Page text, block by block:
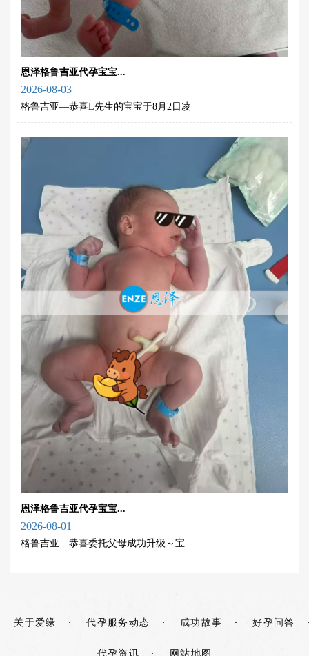
恩泽格鲁吉亚代孕宝宝...
2026-08-03
格鲁吉亚—恭喜L先生的宝宝于8月2日凌
恩泽格鲁吉亚代孕宝宝...
2026-08-01
格鲁吉亚—恭喜委托父母成功升级～宝
关于爱缘 代孕服务动态 成功故事 好孕问答
代孕资讯 网站地图